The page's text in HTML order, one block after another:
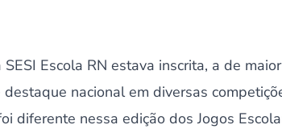
Escola RN estava inscrita, a de
nacional em diversas
diferente nessa edição dos Jogos